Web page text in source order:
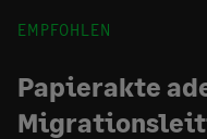
EMPFOHLEN
Papierakte